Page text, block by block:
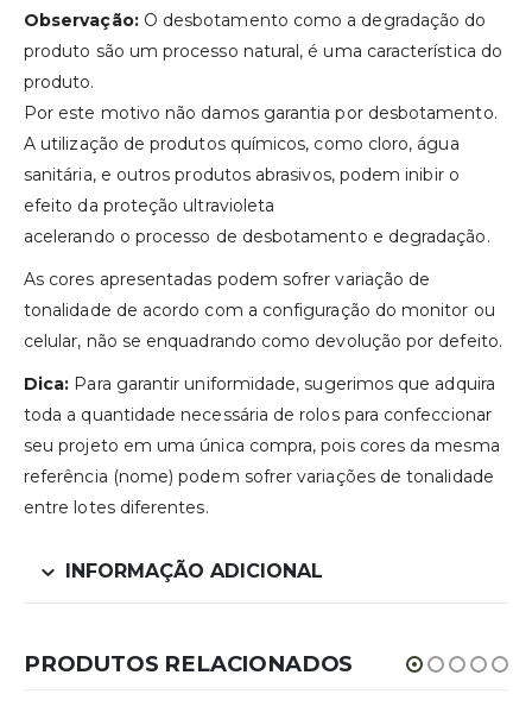
Observação:O desbotamento como a degradação do
produto são um processo natural, é uma característica do
produto.
Por este motivo não damos garantia por desbotamento.
A utilização de produtos químicos, como cloro, água
sanitária, e outros produtos abrasivos, podem inibir o
efeito da proteção ultravioleta
acelerando o processo de desbotamento e degradação.
As cores apresentadas podem sofrer variação de
tonalidade de acordo com a configuração do monitor ou
celular, não se enquadrando como devolução por defeito.
Dica: Para garantir uniformidade, sugerimos que adquira
toda a quantidade necessária de rolos para confeccionar
seu projeto em uma única compra, pois cores da mesma
referência (nome) podem sofrer variações de tonalidade
entre lotes diferentes.
INFORMAÇÃO ADICIONAL
PRODUTOS RELACIONADOS